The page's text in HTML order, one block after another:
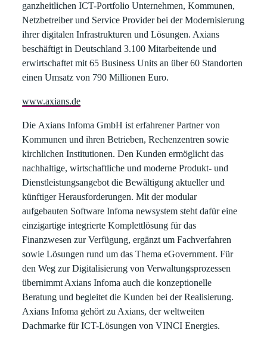
ganzheitlichen ICT-Portfolio Unternehmen, Kommunen,
Netzbetreiber und Service Provider bei der Modernisierung
ihrer digitalen Infrastrukturen und Lösungen. Axians
beschäftigt in Deutschland 3.100 Mitarbeitende und
erwirtschaftet mit 65 Business Units an über 60 Standorten
einen Umsatz von 790 Millionen Euro.
www.axians.de
Die Axians Infoma GmbH ist erfahrener Partner von
Kommunen und ihren Betrieben, Rechenzentren sowie
kirchlichen Institutionen. Den Kunden ermöglicht das
nachhaltige, wirtschaftliche und moderne Produkt- und
Dienstleistungsangebot die Bewältigung aktueller und
künftiger Herausforderungen. Mit der modular
aufgebauten Software Infoma newsystem steht dafür eine
einzigartige integrierte Komplettlösung für das
Finanzwesen zur Verfügung, ergänzt um Fachverfahren
sowie Lösungen rund um das Thema eGovernment. Für
den Weg zur Digitalisierung von Verwaltungsprozessen
übernimmt Axians Infoma auch die konzeptionelle
Beratung und begleitet die Kunden bei der Realisierung.
Axians Infoma gehört zu Axians, der weltweiten
Dachmarke für ICT-Lösungen von VINCI Energies.